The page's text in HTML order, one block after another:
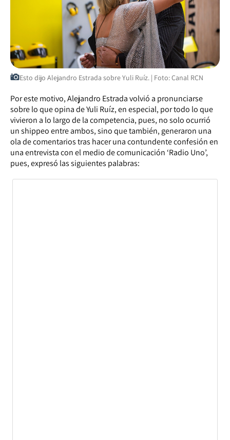
Esto dijo Alejandro Estrada sobre Yuli Ruíz. | Foto: Canal RCN
Por este motivo, Alejandro Estrada volvió a pronunciarse
sobre lo que opina de Yuli Ruíz, en especial, por todo lo que
vivieron a lo largo de la competencia, pues, no solo ocurrió
un shippeo entre ambos, sino que también, generaron una
ola de comentarios tras hacer una contundente confesión en
una entrevista con el medio de comunicación ‘Radio Uno’,
pues, expresó las siguientes palabras: